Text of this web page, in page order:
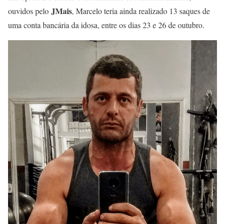
ouvidos pelo JMais, Marcelo teria ainda realizado 13 saques de
uma conta bancária da idosa, entre os dias 23 e 26 de outubro.